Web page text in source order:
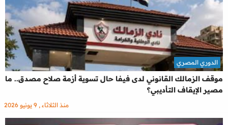
موقف الزمالك القانوني لدى فيفا حال تسوية أزمة صلاح مصدق.. ما
مصير الإيقاف التأديبي؟
الدوري المصري
منذ الثلاثاء , 9 يونيو 2026